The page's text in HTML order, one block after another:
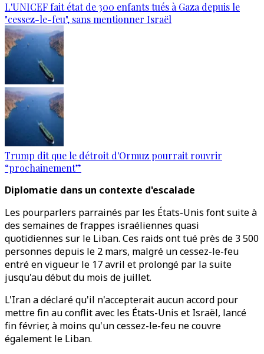
L'UNICEF fait état de 300 enfants tués à Gaza depuis le
"cessez-le-feu", sans mentionner Israël
Trump dit que le détroit d'Ormuz pourrait rouvrir
“prochainement”
Diplomatie dans un contexte d'escalade
Les pourparlers parrainés par les États-Unis font suite à
des semaines de frappes israéliennes quasi
quotidiennes sur le Liban. Ces raids ont tué près de 3 500
personnes depuis le 2 mars, malgré un cessez-le-feu
entré en vigueur le 17 avril et prolongé par la suite
jusqu'au début du mois de juillet.
L'Iran a déclaré qu'il n'accepterait aucun accord pour
mettre fin au conflit avec les États-Unis et Israël, lancé
fin février, à moins qu'un cessez-le-feu ne couvre
également le Liban.